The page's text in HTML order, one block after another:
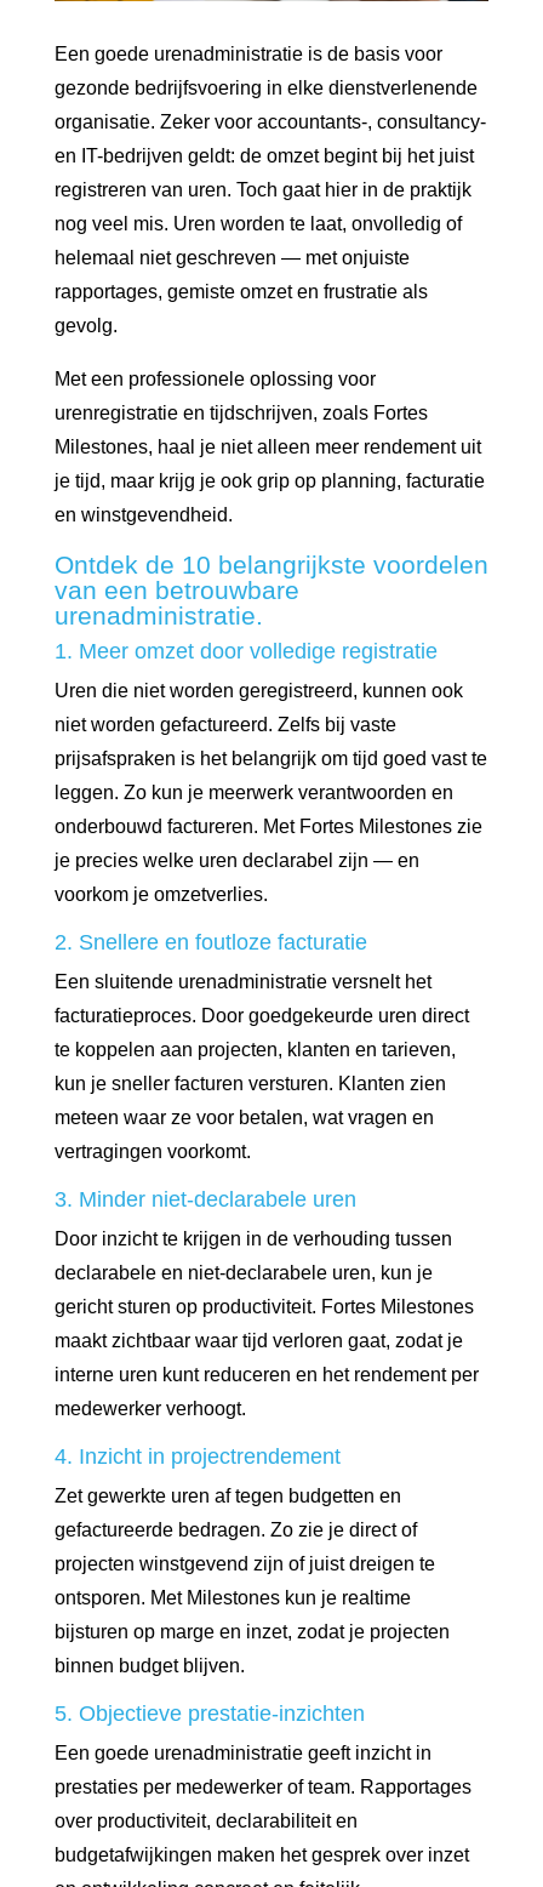
Een goede urenadministratie is de basis voor
gezonde bedrijfsvoering in elke dienstverlenende
organisatie. Zeker voor accountants-, consultancy-
en IT-bedrijven geldt: de omzet begint bij het juist
registreren van uren. Toch gaat hier in de praktijk
nog veel mis. Uren worden te laat, onvolledig of
helemaal niet geschreven — met onjuiste
rapportages, gemiste omzet en frustratie als
gevolg.
Met een professionele oplossing voor
urenregistratie en tijdschrijven, zoals Fortes
Milestones, haal je niet alleen meer rendement uit
je tijd, maar krijg je ook grip op planning, facturatie
en winstgevendheid.
Ontdek de 10 belangrijkste voordelen
van een betrouwbare
urenadministratie.
1. Meer omzet door volledige registratie
Uren die niet worden geregistreerd, kunnen ook
niet worden gefactureerd. Zelfs bij vaste
prijsafspraken is het belangrijk om tijd goed vast te
leggen. Zo kun je meerwerk verantwoorden en
onderbouwd factureren. Met Fortes Milestones zie
je precies welke uren declarabel zijn — en
voorkom je omzetverlies.
2. Snellere en foutloze facturatie
Een sluitende urenadministratie versnelt het
facturatieproces. Door goedgekeurde uren direct
te koppelen aan projecten, klanten en tarieven,
kun je sneller facturen versturen. Klanten zien
meteen waar ze voor betalen, wat vragen en
vertragingen voorkomt.
3. Minder niet-declarabele uren
Door inzicht te krijgen in de verhouding tussen
declarabele en niet-declarabele uren, kun je
gericht sturen op productiviteit. Fortes Milestones
maakt zichtbaar waar tijd verloren gaat, zodat je
interne uren kunt reduceren en het rendement per
medewerker verhoogt.
4. Inzicht in projectrendement
Zet gewerkte uren af tegen budgetten en
gefactureerde bedragen. Zo zie je direct of
projecten winstgevend zijn of juist dreigen te
ontsporen. Met Milestones kun je realtime
bijsturen op marge en inzet, zodat je projecten
binnen budget blijven.
5. Objectieve prestatie-inzichten
Een goede urenadministratie geeft inzicht in
prestaties per medewerker of team. Rapportages
over productiviteit, declarabiliteit en
budgetafwijkingen maken het gesprek over inzet